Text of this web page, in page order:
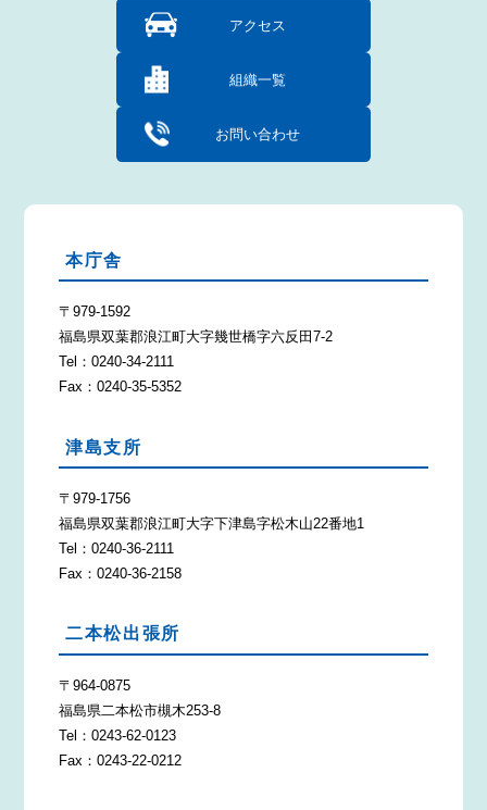
アクセス
組織一覧
お問い合わせ
本庁舎
〒979-1592
福島県双葉郡浪江町大字幾世橋字六反田7-2
Tel：0240-34-2111
Fax：0240-35-5352
津島支所
〒979-1756
福島県双葉郡浪江町大字下津島字松木山22番地1
Tel：0240-36-2111
Fax：0240-36-2158
二本松出張所
〒964-0875
福島県二本松市槻木253-8
Tel：0243-62-0123
Fax：0243-22-0212